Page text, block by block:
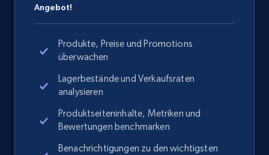
Angebot!
Produkte, Preise und Promotions
überwachen
Lagerbestände und Verkaufsraten
analysieren
Produktseiteninhalte, Metriken und
Bewertungen benchmarken
Benachrichtigungen zu den wichtigsten